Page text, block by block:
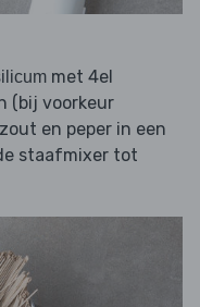
met 4el
(bij voorkeur
en peper in een
staafmixer tot